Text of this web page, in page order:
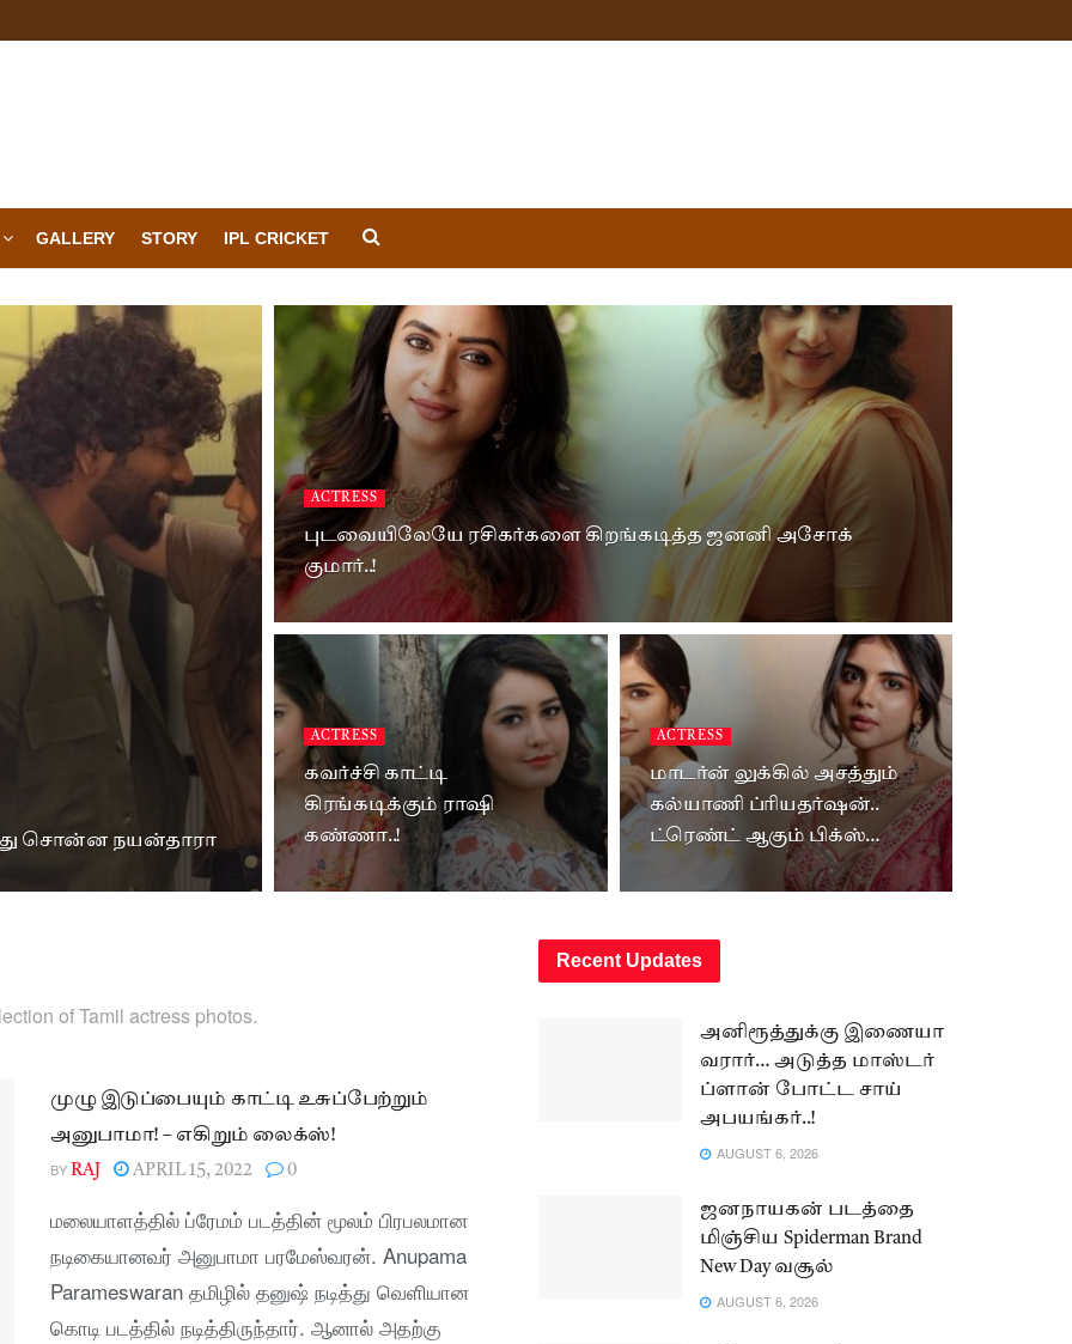
GALLERY STORY IPL CRICKET
சொன்ன நயன்தாரா
ACTRESS
புடவையிலேயே ரசிகர்களை கிறங்கடித்த ஜனனி அசோக்
குமார்..!
ACTRESS
கவர்ச்சி காட்டி
கிரங்கடிக்கும் ராஷி
கண்ணா..!
ACTRESS
மாடர்ன் லுக்கில் அசத்தும்
கல்யாணி ப்ரியதர்ஷன்..
ட்ரெண்ட் ஆகும் பிக்ஸ்…
of Tamil actress photos.
முழு இடுப்பையும் காட்டி உசுப்பேற்றும்
அனுபாமா! – எகிறும் லைக்ஸ்!
BY RAJ APRIL 15, 2022 0
மலையாளத்தில் ப்ரேமம் படத்தின் மூலம் பிரபலமான
நடிகையானவர் அனுபாமா பரமேஸ்வரன். Anupama
Parameswaran தமிழில் தனுஷ் நடித்து வெளியான
கொடி படத்தில் நடித்திருந்தார். ஆனால் அதற்கு
Recent Updates
அனிரூத்துக்கு இணையா
வரார்… அடுத்த மாஸ்டர்
ப்ளான் போட்ட சாய்
அபயங்கர்..!
AUGUST 6, 2026
ஜனநாயகன் படத்தை
மிஞ்சிய Spiderman Brand
New Day வசூல்
AUGUST 6, 2026